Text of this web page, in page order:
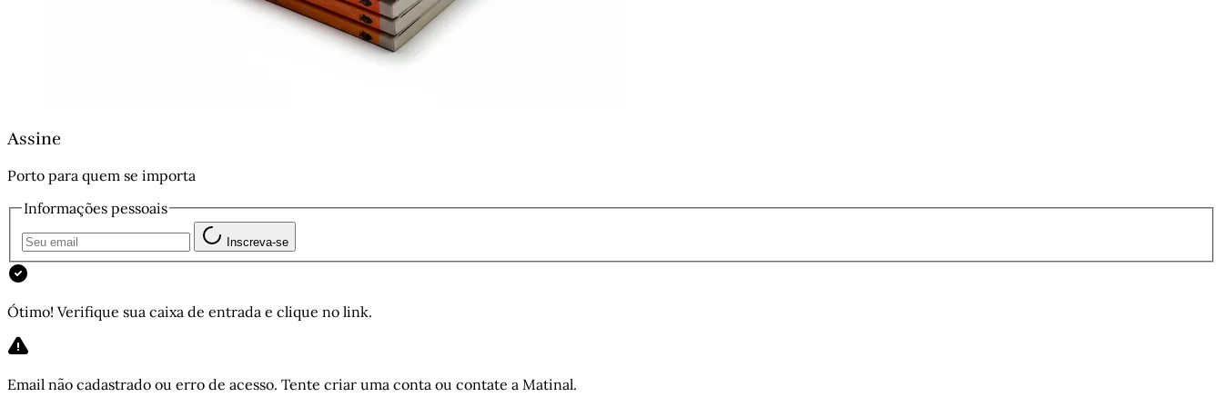
Assine
Porto para quem se importa
Informações pessoais
Inscreva-se
Ótimo! Verifique sua caixa de entrada e clique no link.
Email não cadastrado ou erro de acesso. Tente criar uma conta ou contate a Matinal.